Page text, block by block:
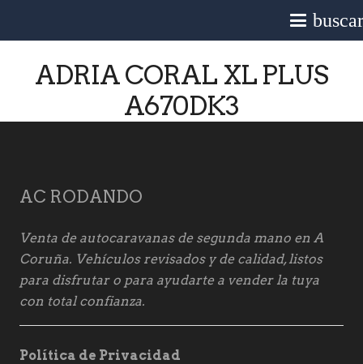
ADRIA CORAL XL PLUS
A670DK3
AC RODANDO
Venta de autocaravanas de segunda mano en A
Coruña. Vehículos revisados y de calidad, listos
para disfrutar o para ayudarte a vender la tuya
con total confianza.
Política de Privacidad